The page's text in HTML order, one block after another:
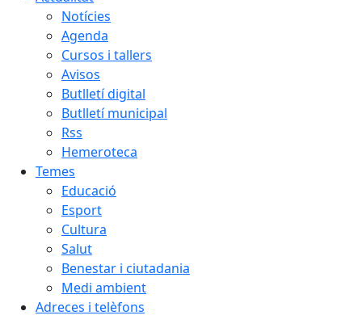
Notícies
Agenda
Cursos i tallers
Avisos
Butlletí digital
Butlletí municipal
Rss
Hemeroteca
Temes
Educació
Esport
Cultura
Salut
Benestar i ciutadania
Medi ambient
Adreces i telèfons